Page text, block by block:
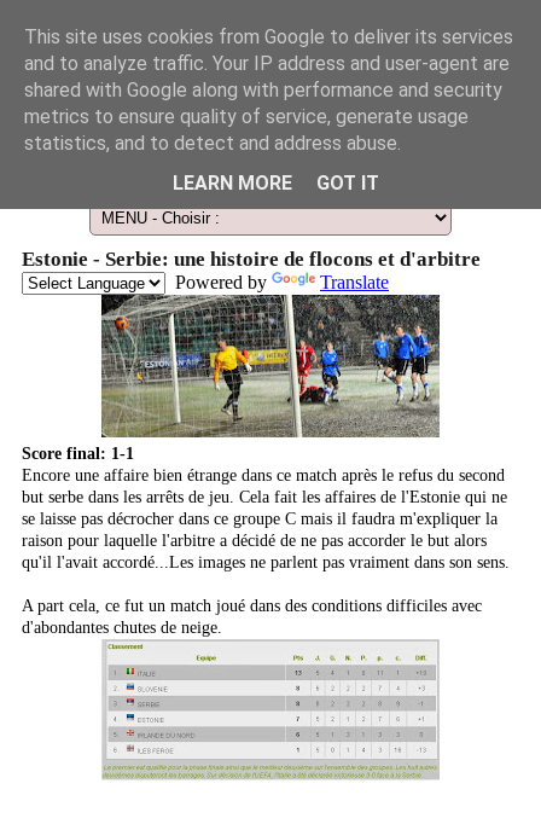
Le Guide des Smart Télescopes et de l'Astronomie amateur
Estonie - Serbie: une histoire de flocons et d'arbitre
Powered by Translate
Score final: 1-1
Encore une affaire bien étrange dans ce match après le refus du second
but serbe dans les arrêts de jeu. Cela fait les affaires de l'Estonie qui ne
se laisse pas décrocher dans ce groupe C mais il faudra m'expliquer la
raison pour laquelle l'arbitre a décidé de ne pas accorder le but alors
qu'il l'avait accordé...Les images ne parlent pas vraiment dans son sens.
A part cela, ce fut un match joué dans des conditions difficiles avec
d'abondantes chutes de neige.
This site uses cookies from Google to deliver its services
and to analyze traffic. Your IP address and user-agent are
shared with Google along with performance and security
metrics to ensure quality of service, generate usage
statistics, and to detect and address abuse.
LEARN MORE
GOT IT